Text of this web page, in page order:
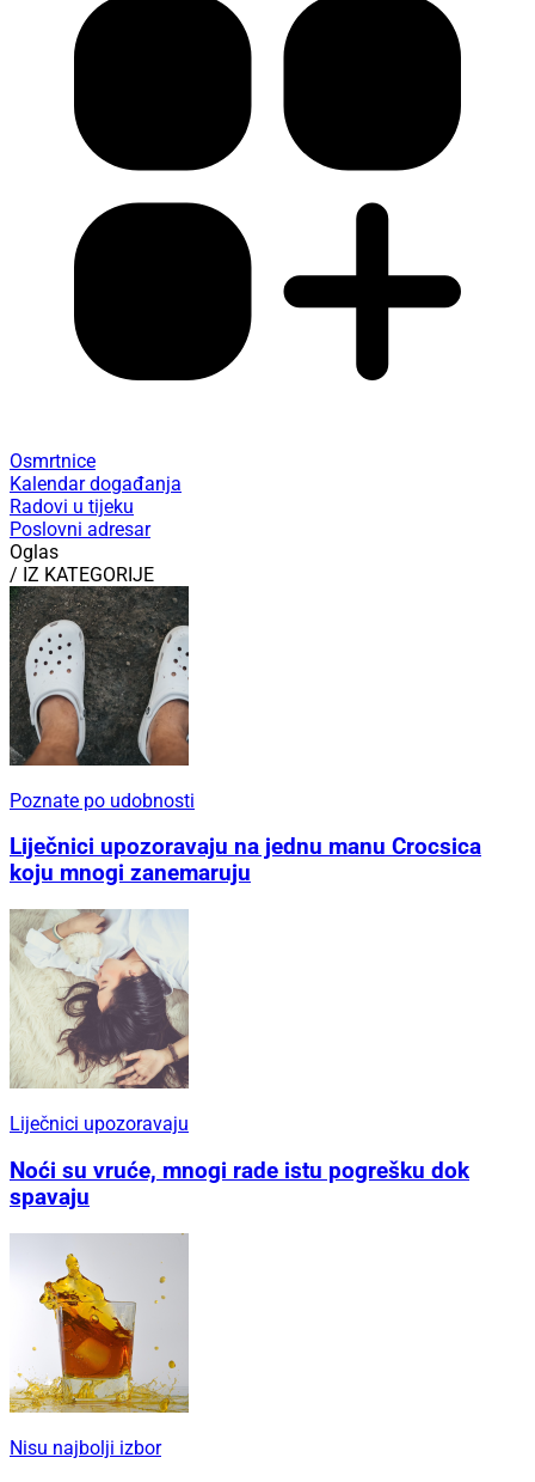
Osmrtnice
Kalendar događanja
Radovi u tijeku
Poslovni adresar
Oglas
/ IZ KATEGORIJE
Poznate po udobnosti
Liječnici upozoravaju na jednu manu Crocsica
koju mnogi zanemaruju
Liječnici upozoravaju
Noći su vruće, mnogi rade istu pogrešku dok
spavaju
Nisu najbolji izbor